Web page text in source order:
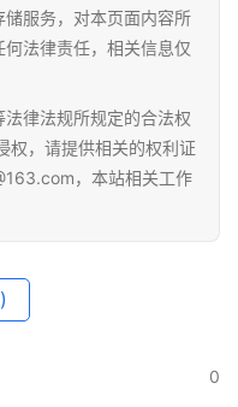
服务，对本页面内容所
法律责任，相关信息仅
律法规所规定的合法权
权，请提供相关的权利证
，本站相关工作
0